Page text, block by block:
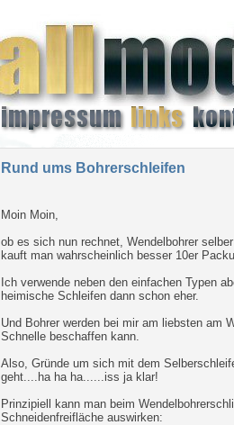
Rund ums Bohrerschleifen
Moin Moin,
ob es sich nun rechnet, Wendelbohrer
kauft man wahrscheinlich besser 10er
Ich verwende neben den einfachen Typen
heimische Schleifen dann schon eher.
Und Bohrer werden bei mir am liebsten am
Schnelle beschaffen kann.
Also, Gründe um sich mit dem
geht....ha ha ha......iss ja klar!
Prinzipiell kann man beim
Schneidenfreifläche auswirken: